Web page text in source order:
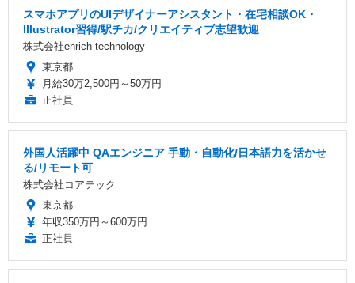
スマホアプリのUIデザイナーアシスタント・在宅相談OK・
Illustrator習得/駅チカ/クリエイティブ志望歓迎
株式会社enrich technology
東京都
月給30万2,500円～50万円
正社員
外国人活躍中 QAエンジニア 手動・自動化/日本語力を活かせ
る/リモート可
株式会社コアテック
東京都
年収350万円～600万円
正社員